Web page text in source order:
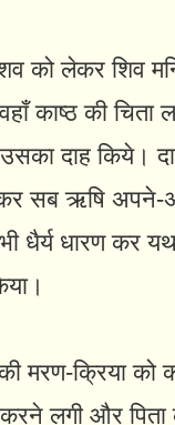
को लेकर शिव
काष्ठ की चिता
उसका दाह किये।
कर सब ऋषि
धैर्य धारण कर
मरण-क्रिया को
करने लगी और